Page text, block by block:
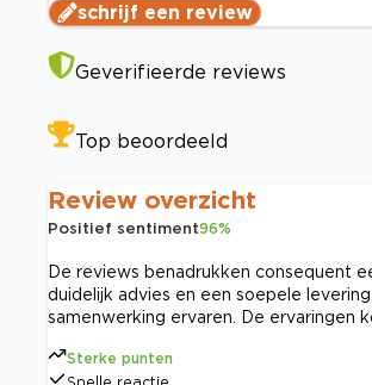
schrijf een review
Geverifieerde reviews
Top beoordeeld
Review overzicht
Positief sentiment96%
De reviews benadrukken consequent
duidelijk advies en een soepele
samenwerking ervaren. De ervaringen
Sterke punten